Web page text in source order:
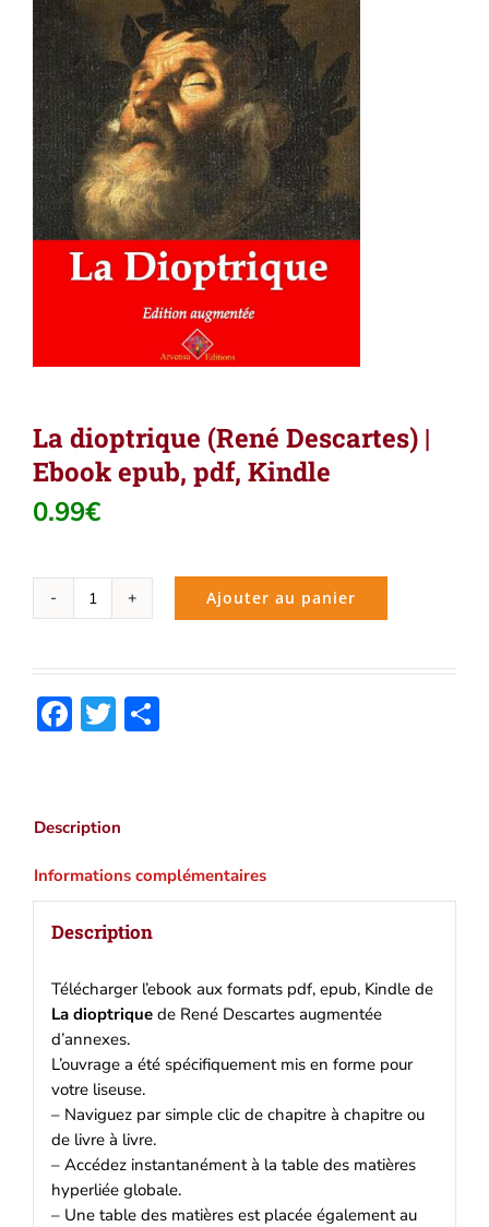
La dioptrique (René Descartes) |
Ebook epub, pdf, Kindle
0.99€
quantité
(René
Descartes)
pdf,
Ajouter au panier
Facebook
Twitter
Description
Informations complémentaires
Description
Télécharger l’ebook aux formats pdf, epub, Kindle de
La dioptriquede René Descartes augmentée
d’annexes.
L’ouvrage a été spécifiquement mis en forme pour
votre liseuse.
– Naviguez par simple clic de chapitre à chapitre ou
de livre à livre.
– Accédez instantanément à la table des matières
hyperliée globale.
– Une table des matières est placée également au